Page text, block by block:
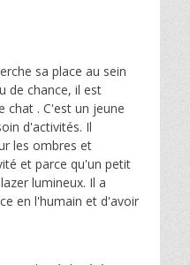
sa place au sein
de chance, il est
chat . C'est un jeune
d'activités. Il
les ombres et
et parce qu'un petit
lumineux. Il a
en l'humain et d'avoir